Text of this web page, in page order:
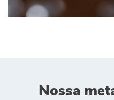
Nossa